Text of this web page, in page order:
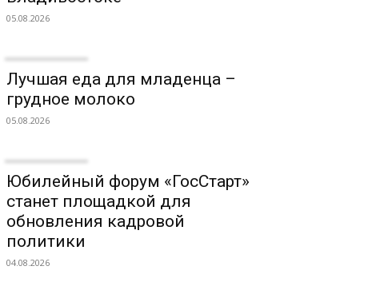
05.08.2026
Лучшая еда для младенца –
грудное молоко
05.08.2026
Юбилейный форум «ГосСтарт»
станет площадкой для
обновления кадровой
политики
04.08.2026